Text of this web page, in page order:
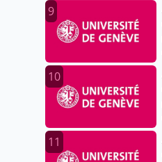
9
10
11